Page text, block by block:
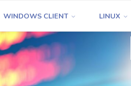
WINDOWS CLIENT LINUX